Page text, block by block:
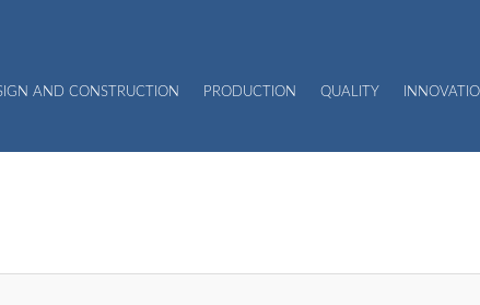
AND CONSTRUCTION PRODUCTION QUALITY